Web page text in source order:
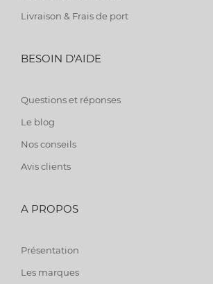
Livraison & Frais de port
BESOIN D'AIDE
Questions et réponses
Le blog
Nos conseils
Avis clients
A PROPOS
Présentation
Les marques